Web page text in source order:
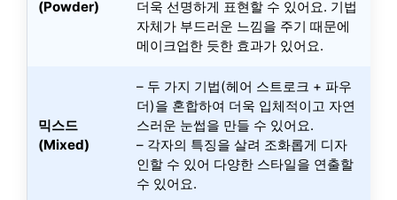
(Powder)
더욱 선명하게 표현할 수 있어요. 기법
자체가 부드러운 느낌을 주기 때문에
메이크업한 듯한 효과가 있어요.
믹스드
(Mixed)
– 두 가지 기법(헤어 스트로크 + 파우
더)을 혼합하여 더욱 입체적이고 자연
스러운 눈썹을 만들 수 있어요.
– 각자의 특징을 살려 조화롭게 디자
인할 수 있어 다양한 스타일을 연출할
수 있어요.